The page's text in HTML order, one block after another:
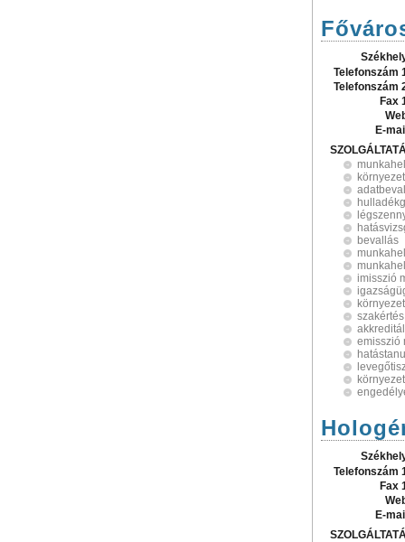
Telefonszám
Telefonszám
Fax
E-
bevallás
imisszió
szakértés
emisszió
Telefonszám
Fax
E-